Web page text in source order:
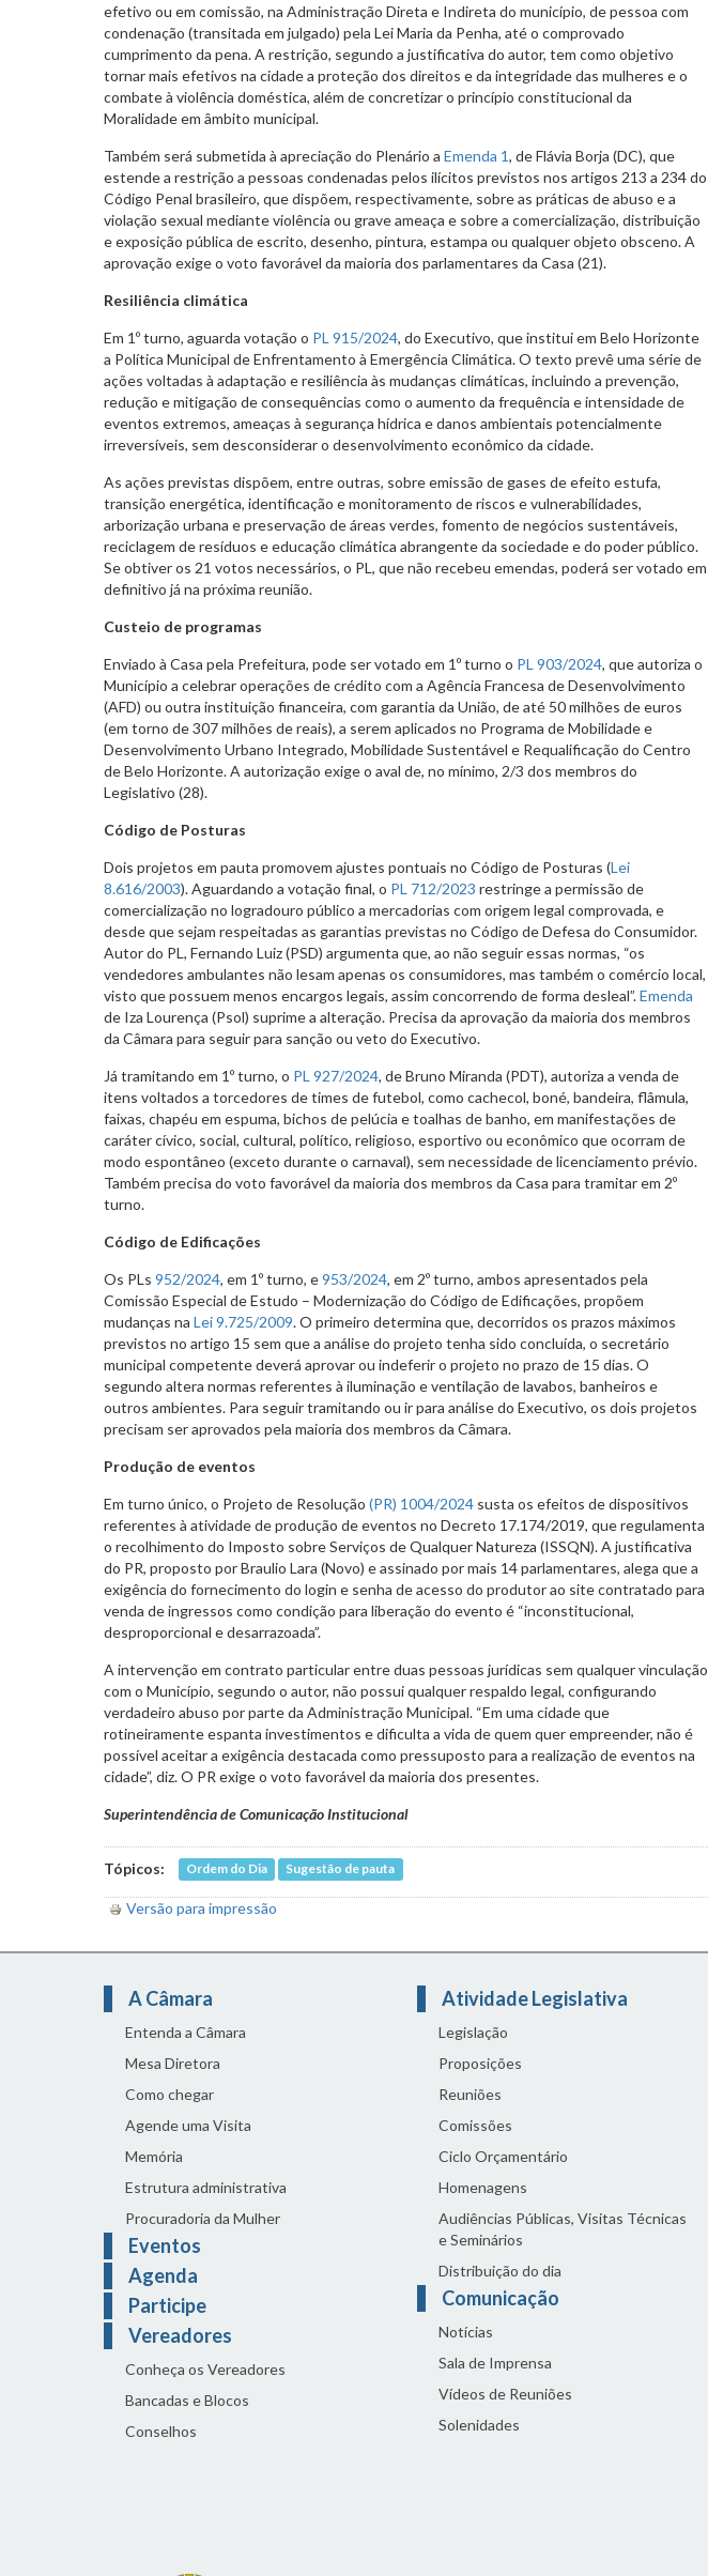
efetivo ou em comissão, na Administração Direta e Indireta do município, de pessoa com
condenação (transitada em julgado) pela ​​Lei Maria da Penha, até o comprovado
cumprimento da pena. A restrição, segundo a justificativa do autor, tem como objetivo
tornar mais efetivos na cidade a proteção dos direitos e da integridade das mulheres e o
combate à violência doméstica, além de concretizar o princípio constitucional da
Moralidade em âmbito municipal.
Também será submetida à apreciação do Plenário a Emenda 1, de Flávia Borja (DC), que
estende a restrição a pessoas condenadas pelos ilícitos previstos nos artigos 213 a 234 do
Código Penal brasileiro, que dispõem, respectivamente, sobre as práticas de abuso e a
violação sexual mediante violência ou grave ameaça e sobre a comercialização, distribuição
e exposição pública de escrito, desenho, pintura, estampa ou qualquer objeto obsceno. A
aprovação exige o voto favorável da maioria dos parlamentares da Casa (21).
Resiliência climática
Em 1º turno, aguarda votação o PL 915/2024, do Executivo, que institui em Belo Horizonte
a Política Municipal de Enfrentamento à Emergência Climática. O texto prevê uma série de
ações voltadas à adaptação e resiliência às mudanças climáticas, incluindo a prevenção,
redução e mitigação de consequências como o aumento da frequência e intensidade de
eventos extremos, ameaças à segurança hídrica e danos ambientais potencialmente
irreversíveis, sem desconsiderar o desenvolvimento econômico da cidade.
As ações previstas dispõem, entre outras, sobre emissão de gases de efeito estufa,
transição energética, identificação e monitoramento de riscos e vulnerabilidades,
arborização urbana e preservação de áreas verdes, fomento de negócios sustentáveis,
reciclagem de resíduos e educação climática abrangente da sociedade e do poder público.
Se obtiver os 21 votos necessários, o PL, que não recebeu emendas, poderá ser votado em
definitivo já na próxima reunião.
Custeio de programas
Enviado à Casa pela Prefeitura, pode ser votado em 1º turno o PL 903/2024, que autoriza o
Município a celebrar operações de crédito com a Agência Francesa de Desenvolvimento
(AFD) ou outra instituição financeira, com garantia da União, de até 50 milhões de euros
(em torno de 307 milhões de reais), a serem aplicados no Programa de Mobilidade e
Desenvolvimento Urbano Integrado, Mobilidade Sustentável e Requalificação do Centro
de Belo Horizonte. A autorização exige o aval de, no mínimo, 2/3 dos membros do
Legislativo (28).
Código de Posturas
Dois projetos em pauta promovem ajustes pontuais no Código de Posturas (Lei
8.616/2003). Aguardando a votação final, o PL 712/2023 restringe a permissão de
comercialização no logradouro público a mercadorias com origem legal comprovada, e
desde que sejam respeitadas as garantias previstas no Código de Defesa do Consumidor.
Autor do PL, Fernando Luiz (PSD) argumenta que, ao não seguir essas normas, “os
vendedores ambulantes não lesam apenas os consumidores, mas também o comércio local,
visto que possuem menos encargos legais, assim concorrendo de forma desleal”.Emenda
de Iza Lourença (Psol) suprime a alteração. Precisa da aprovação da maioria dos membros
da Câmara para seguir para sanção ou veto do Executivo.
Já tramitando em 1º turno, o PL 927/2024, de Bruno Miranda (PDT), autoriza a venda de
itens voltados a torcedores de times de futebol, como cachecol, boné, bandeira, flâmula,
faixas, chapéu em espuma, bichos de pelúcia e toalhas de banho, em manifestações de
caráter cívico, social, cultural, político, religioso, esportivo ou econômico que ocorram de
modo espontâneo (exceto durante o carnaval), sem necessidade de licenciamento prévio.
Também precisa do voto favorável da maioria dos membros da Casa para tramitar em 2º
turno.
Código de Edificações
Os PLs 952/2024, em 1º turno, e953/2024, em 2º turno, ambos apresentados pela
Comissão Especial de Estudo – Modernização do Código de Edificações, propõem
mudanças na Lei 9.725/2009. O primeiro determina que, decorridos os prazos máximos
previstos no artigo 15 sem que a análise do projeto tenha sido concluída, o secretário
municipal competente deverá aprovar ou indeferir o projeto no prazo de 15 dias. O
segundo altera normas referentes à iluminação e ventilação de lavabos, banheiros e
outros ambientes. Para seguir tramitando ou ir para análise do Executivo, os dois projetos
precisam ser aprovados pela maioria dos membros da Câmara.
Produção de eventos
Em turno único, o Projeto de Resolução (PR) 1004/2024 susta os efeitos de dispositivos
referentes à atividade de produção de eventos no Decreto 17.174/2019, que regulamenta
o recolhimento do Imposto sobre Serviços de Qualquer Natureza (ISSQN). A justificativa
do PR, proposto por Braulio Lara (Novo) e assinado por mais 14 parlamentares, alega que a
exigência do fornecimento do login e senha de acesso do produtor ao site contratado para
venda de ingressos como condição para liberação do evento é “inconstitucional,
desproporcional e desarrazoada”.
A intervenção em contrato particular entre duas pessoas jurídicas sem qualquer vinculação
com o Município, segundo o autor, não possui qualquer respaldo legal, configurando
verdadeiro abuso por parte da Administração Municipal. “Em uma cidade que
rotineiramente espanta investimentos e dificulta a vida de quem quer empreender, não é
possível aceitar a exigência destacada como pressuposto para a realização de eventos na
cidade”, diz. O PR exige o voto favorável da maioria dos presentes.
Superintendência de Comunicação Institucional
Tópicos: Ordem do Dia Sugestão de pauta
Versão para impressão
A Câmara
Entenda a Câmara
Mesa Diretora
Como chegar
Agende uma Visita
Memória
Estrutura administrativa
Procuradoria da Mulher
Eventos
Agenda
Participe
Vereadores
Conheça os Vereadores
Bancadas e Blocos
Conselhos
Atividade Legislativa
Legislação
Proposições
Reuniões
Comissões
Ciclo Orçamentário
Homenagens
Audiências Públicas, Visitas Técnicas
e Seminários
Distribuição do dia
Comunicação
Notícias
Sala de Imprensa
Vídeos de Reuniões
Solenidades